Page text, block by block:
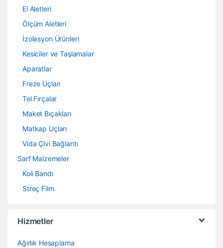
El Aletleri
Ölçüm Aletleri
İzolasyon Ürünleri
Kesiciler ve Taşlamalar
Aparatlar
Freze Uçları
Tel Fırçalar
Maket Bıçakları
Matkap Uçları
Vida Çivi Bağlantı
Sarf Malzemeler
Koli Bandı
Streç Film
Hizmetler
Ağırlık Hesaplama